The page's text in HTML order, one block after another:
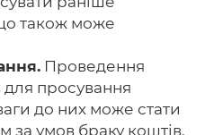
також може
Проведення
для просування
до них може стати
за умов браку коштів.